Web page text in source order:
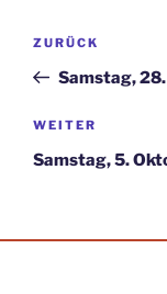
Vorheriger
Beitrag
ZURÜCK
Samstag,
Nächster
Beitrag
WEITER
Samstag, 5.